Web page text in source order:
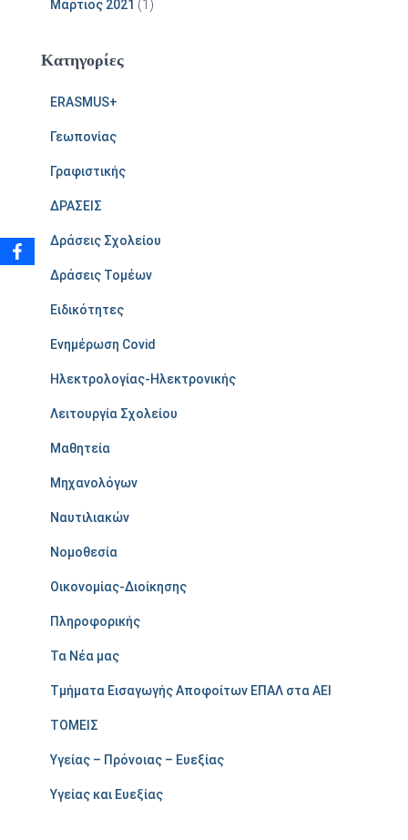
Μάρτιος 2021 (1)
Kατηγορίες
ERASMUS+
Γεωπονίας
Γραφιστικής
ΔΡΑΣΕΙΣ
Δράσεις Σχολείου
Δράσεις Τομέων
Ειδικότητες
Ενημέρωση Covid
Ηλεκτρολογίας-Ηλεκτρονικής
Λειτουργία Σχολείου
Μαθητεία
Μηχανολόγων
Ναυτιλιακών
Νομοθεσία
Οικονομίας-Διοίκησης
Πληροφορικής
Τα Νέα μας
Τμήματα Εισαγωγής Αποφοίτων ΕΠΑΛ στα ΑΕΙ
ΤΟΜΕΙΣ
Υγείας – Πρόνοιας – Ευεξίας
Υγείας και Ευεξίας